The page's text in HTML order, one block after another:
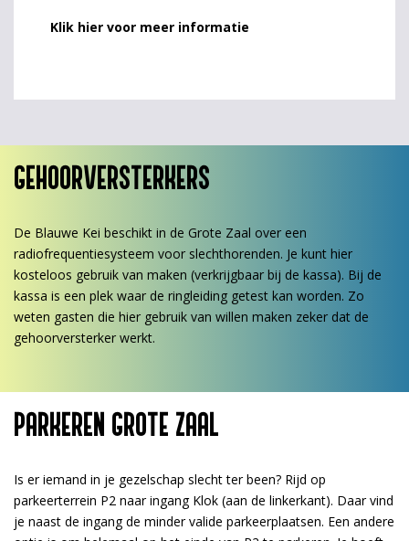
Klik hier voor meer informatie
GEHOORVERSTERKERS
De Blauwe Kei beschikt in de Grote Zaal over een
radiofrequentiesysteem voor slechthorenden. Je kunt hier
kosteloos gebruik van maken (verkrijgbaar bij de kassa). Bij de
kassa is een plek waar de ringleiding getest kan worden. Zo
weten gasten die hier gebruik van willen maken zeker dat de
gehoorversterker werkt.
PARKEREN GROTE ZAAL
Is er iemand in je gezelschap slecht ter been? Rijd op
parkeerterrein P2 naar ingang Klok (aan de linkerkant). Daar vind
je naast de ingang de minder valide parkeerplaatsen. Een andere